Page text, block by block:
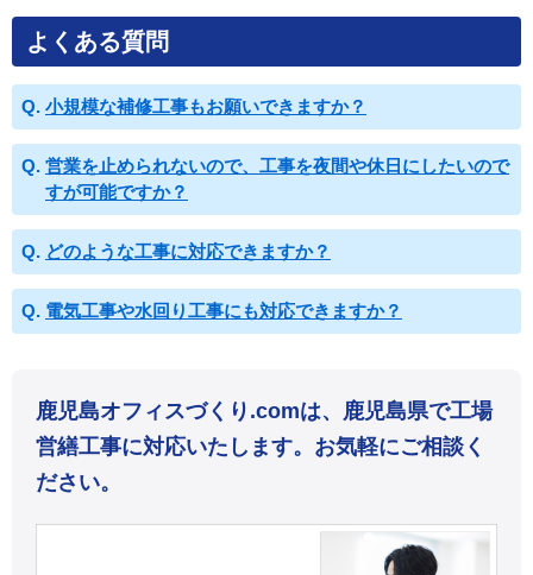
よくある質問
小規模な補修工事もお願いできますか？
営業を止められないので、工事を夜間や休日にしたいので
すが可能ですか？
どのような工事に対応できますか？
電気工事や水回り工事にも対応できますか？
鹿児島オフィスづくり.comは、鹿児島県で工場
営繕工事に対応いたします。お気軽にご相談く
ださい。